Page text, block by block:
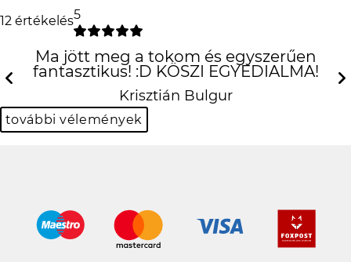
12 értékelés5
Ma jött meg a tokom és egyszerűen
fantasztikus! :D KÖSZI EGYEDIALMA!
Krisztián Bulgur
Previous
további vélemények